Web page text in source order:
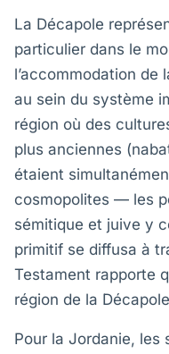
La Décapole
particulier dans le
l’accommodation de
au sein du système
région où des
plus anciennes
étaient
cosmopolites — les
sémitique et juive y
primitif se diffusa à
Testament rapporte
région de la
Pour la Jordanie, les